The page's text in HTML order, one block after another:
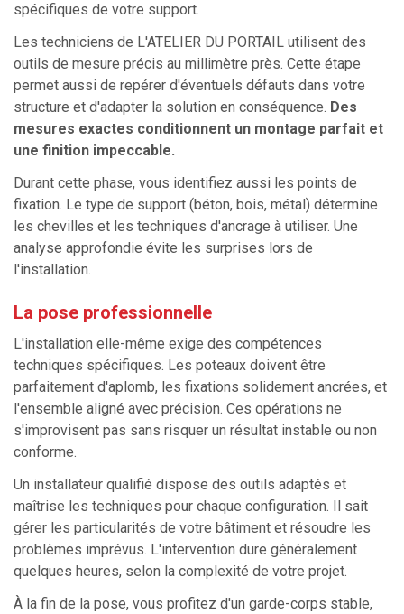
spécifiques de votre support.
Les techniciens de L'ATELIER DU PORTAIL utilisent des
outils de mesure précis au millimètre près. Cette étape
permet aussi de repérer d'éventuels défauts dans votre
structure et d'adapter la solution en conséquence. Des
mesures exactes conditionnent un montage parfait et
une finition impeccable.
Durant cette phase, vous identifiez aussi les points de
fixation. Le type de support (béton, bois, métal) détermine
les chevilles et les techniques d'ancrage à utiliser. Une
analyse approfondie évite les surprises lors de
l'installation.
La pose professionnelle
L'installation elle-même exige des compétences
techniques spécifiques. Les poteaux doivent être
parfaitement d'aplomb, les fixations solidement ancrées, et
l'ensemble aligné avec précision. Ces opérations ne
s'improvisent pas sans risquer un résultat instable ou non
conforme.
Un installateur qualifié dispose des outils adaptés et
maîtrise les techniques pour chaque configuration. Il sait
gérer les particularités de votre bâtiment et résoudre les
problèmes imprévus. L'intervention dure généralement
quelques heures, selon la complexité de votre projet.
À la fin de la pose, vous profitez d'un garde-corps stable,